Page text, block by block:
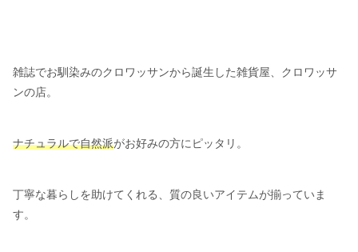
雑誌でお馴染みのクロワッサンから誕生した雑貨屋、クロワッサ
ンの店。
ナチュラルで自然派がお好みの方にピッタリ。
丁寧な暮らしを助けてくれる、質の良いアイテムが揃っていま
す。